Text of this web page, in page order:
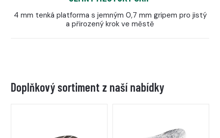
4 mm tenká platforma s jemným 0,7 mm gripem pro jistý
a přirozený krok ve městě
Doplňkový sortiment z naší nabídky